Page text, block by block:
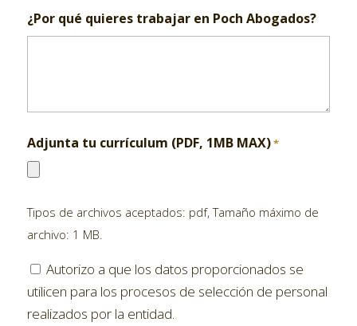
¿Por qué quieres trabajar en Poch Abogados?
Adjunta tu currículum (PDF, 1MB MAX)*
Tipos de archivos aceptados: pdf, Tamaño máximo de
archivo: 1 MB.
De
acuerdo
con
Autorizo ​​a que los datos proporcionados se
utilicen para los procesos de selección de personal
realizados por la entidad.